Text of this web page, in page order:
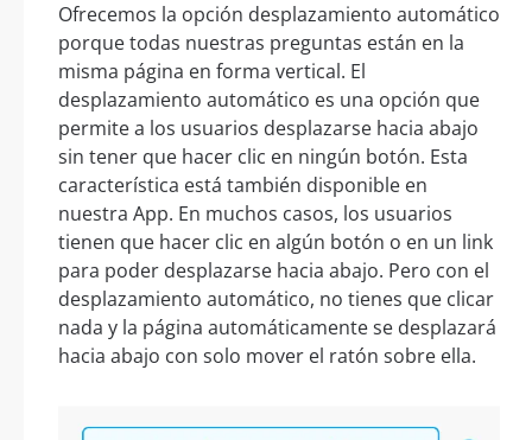
Ofrecemos la opción desplazamiento automático
porque todas nuestras preguntas están en la
misma página en forma vertical. El
desplazamiento automático es una opción que
permite a los usuarios desplazarse hacia abajo
sin tener que hacer clic en ningún botón. Esta
característica está también disponible en
nuestra App. En muchos casos, los usuarios
tienen que hacer clic en algún botón o en un link
para poder desplazarse hacia abajo. Pero con el
desplazamiento automático, no tienes que clicar
nada y la página automáticamente se desplazará
hacia abajo con solo mover el ratón sobre ella.